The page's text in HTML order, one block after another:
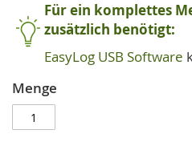
Für ein komplettes
zusätzlich benötigt:
EasyLog USB Software
Menge